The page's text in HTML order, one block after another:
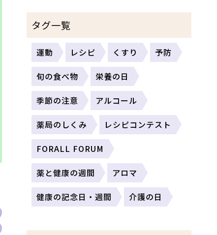
タグ一覧
運動 レシピ くすり 予防
旬の食べ物 栄養の日
季節の注意 アルコール
薬局のしくみ レシピコンテスト
FORALL FORUM
薬と健康の週間 アロマ
健康の記念日・週間 介護の日